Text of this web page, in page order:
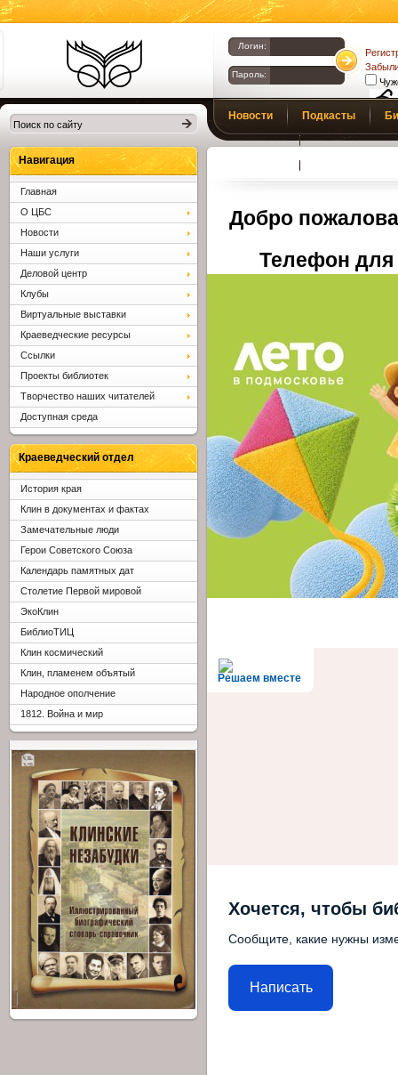
Библиотеки
Клина. Клинская
ЦБС.
Логин:
Пароль:
Новости Подкасты
Добро
Телефон для
Решаем вместе
Хочется, чтобы
Сообщите, какие нужны
Написать
Навигация
Главная
О ЦБС
Новости
Наши услуги
Деловой центр
Клубы
Виртуальные выставки
Краеведческие ресурсы
Ссылки
Проекты библиотек
Творчество наших читателей
Доступная среда
Краеведческий отдел
История края
Клин в документах и фактах
Замечательные люди
Герои Советского Союза
Календарь памятных дат
Столетие Первой мировой
ЭкоКлин
БиблиоТИЦ
Клин космический
Клин, пламенем объятый
Народное ополчение
1812. Война и мир